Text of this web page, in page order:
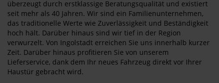
überzeugt durch erstklassige Beratungsqualität und existiert
seit mehr als 40 Jahren. Wir sind ein Familienunternehmen,
das traditionelle Werte wie Zuverlässigkeit und Beständigkeit
hoch hält. Darüber hinaus sind wir tief in der Region
verwurzelt. Von Ingolstadt erreichen Sie uns innerhalb kurzer
Zeit. Darüber hinaus profitieren Sie von unserem
Lieferservice, dank dem Ihr neues Fahrzeug direkt vor Ihrer
Haustür gebracht wird.